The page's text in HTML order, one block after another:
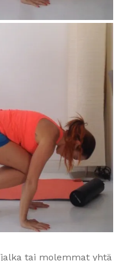
tai molemmat yhtä